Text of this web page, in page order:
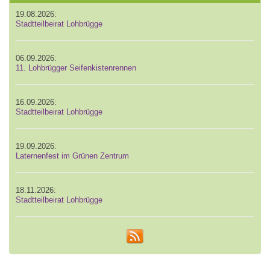
19.08.2026:
Stadtteilbeirat Lohbrügge
06.09.2026:
11. Lohbrügger Seifenkistenrennen
16.09.2026:
Stadtteilbeirat Lohbrügge
19.09.2026:
Laternenfest im Grünen Zentrum
18.11.2026:
Stadtteilbeirat Lohbrügge